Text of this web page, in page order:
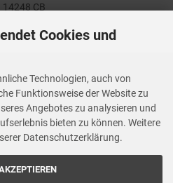
14248 CB
gefallen hat,
Cookies und
Technologien, auch von
Funktionsweise der Website zu
Angebotes zu analysieren und
bieten zu können. Weitere
Datenschutzerklärung.